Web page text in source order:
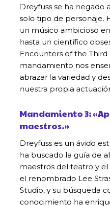
Dreyfuss se ha negado
solo tipo de personaje.
un músico ambicioso
hasta un científico
Encounters of the Third
mandamiento nos
abrazar la variedad y
nuestra propia
Mandamiento 3:
maestros.»
Dreyfuss es un ávido
ha buscado la guía de
maestros del teatro y
el renombrado Lee
Studio, y su búsqueda
conocimiento ha